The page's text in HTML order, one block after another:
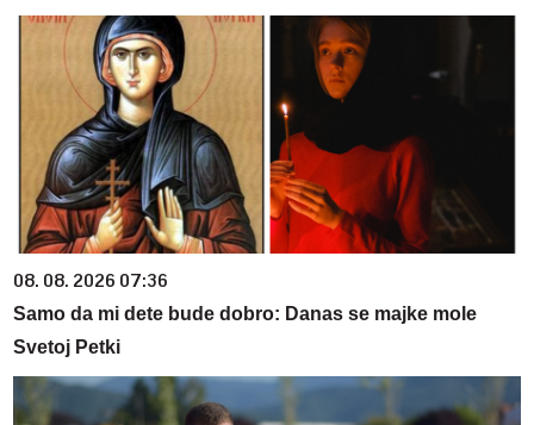
08. 08. 2026 07:36
Samo da mi dete bude dobro: Danas se majke mole
Svetoj Petki